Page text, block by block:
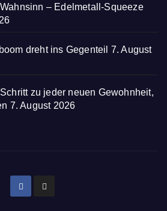
– Edelmetall-Squeeze
dreht ins Gegenteil 7. August
zu jeder neuen Gewohnheit,
7. August 2026